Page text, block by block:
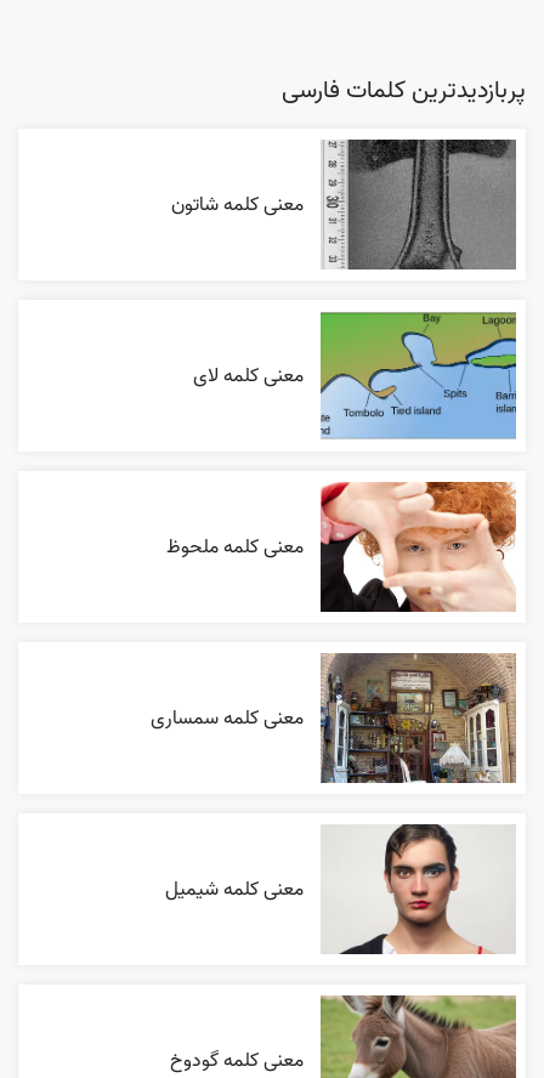
پربازدیدترین کلمات فارسی
معنی کلمه شاتون
معنی کلمه لای
معنی کلمه ملحوظ
معنی کلمه سمساری
معنی کلمه شیمیل
معنی کلمه گودوخ